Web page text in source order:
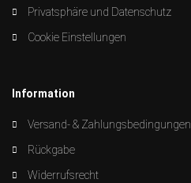
Privatsphäre und Datenschutz
Cookie Einstellungen
Information
Versand- & Zahlungsbedingungen
Rückgabe
Widerrufsrecht